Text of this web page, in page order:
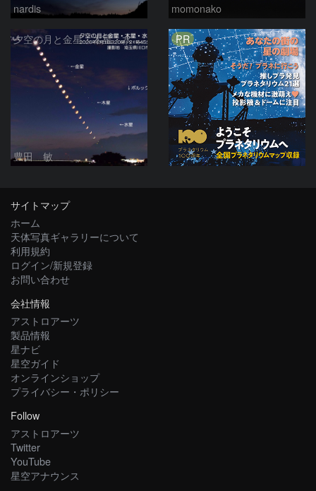
nardis momonako
夕空の月と金星・木星・水星の接近 2026/6/18
豊田 敏
PR
サイトマップ
ホーム
天体写真ギャラリーについて
利用規約
ログイン/新規登録
お問い合わせ
会社情報
アストロアーツ
製品情報
星ナビ
星空ガイド
オンラインショップ
プライバシー・ポリシー
Follow
アストロアーツ
Twitter
YouTube
星空アナウンス